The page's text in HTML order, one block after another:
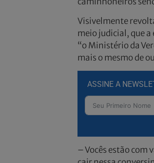
Visivelmente
meio judicial, que a
“o Ministério da
mais o mesmo de
ASSINE A
– Vocês estão com